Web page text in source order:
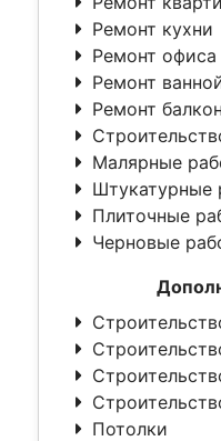
Ремонт кухни
Ремонт офиса
Ремонт
Ремонт
Малярные
Штукатурные
Плиточные
Черновые
Потолки